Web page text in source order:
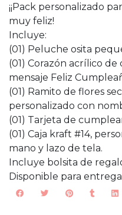
¡¡Pack personalizado
muy feliz!
Incluye:
(01) Peluche osita
(01) Corazón acrílico
mensaje Feliz
(01) Ramito de flores
personalizado con
(01) Tarjeta de
(01) Caja kraft #14,
mano y lazo de tela.
Incluye bolsita de
Disponible para